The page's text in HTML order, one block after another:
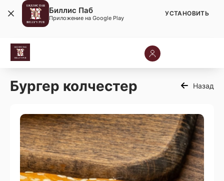
Бургер колчестер Назад
Биллис Паб
Приложение на Google Play
УСТАНОВИТЬ